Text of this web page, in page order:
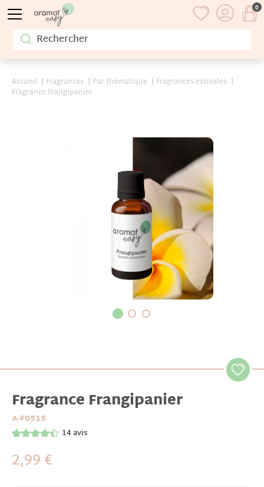
Accueil Fragrances Par thématique
Fragrances estivales
Fragrance Frangipanier
Fragrance Frangipanier
A-F0515
14avis
2,99 €
0